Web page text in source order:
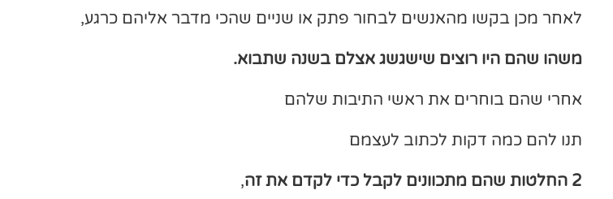
לאחר מכן בקשו מהאנשים לבחור פתק או שניים שהכי מדבר אליהם כרגע,
משהו שהם היו רוצים שישגשג אצלם בשנה שתבוא.
אחרי שהם בוחרים את ראשי התיבות שלהם
תנו להם כמה דקות לכתוב לעצמם
2 החלטות שהם מתכוונים לקבל כדי לקדם את זה ,